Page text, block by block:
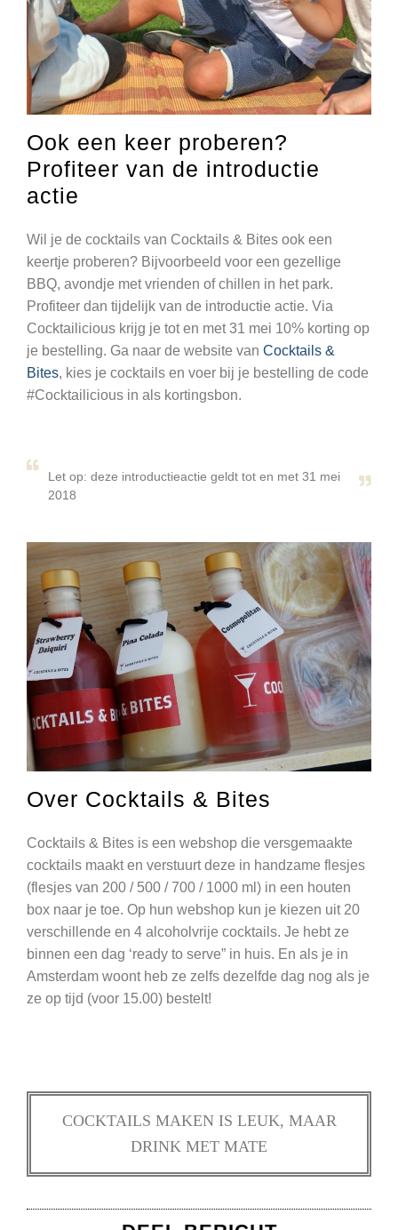
Ook een keer proberen?
Profiteer van de introductie
actie
Wil je de cocktails van Cocktails & Bites ook een
keertje proberen? Bijvoorbeeld voor een gezellige
BBQ, avondje met vrienden of chillen in het park.
Profiteer dan tijdelijk van de introductie actie. Via
Cocktailicious krijg je tot en met 31 mei 10% korting op
je bestelling. Ga naar de website van Cocktails &
Bites, kies je cocktails en voer bij je bestelling de code
#Cocktailicious in als kortingsbon.
Let op: deze introductieactie geldt tot en met 31 mei
2018
Over Cocktails & Bites
Cocktails & Bites is een webshop die versgemaakte
cocktails maakt en verstuurt deze in handzame flesjes
(flesjes van 200 / 500 / 700 / 1000 ml) in een houten
box naar je toe. Op hun webshop kun je kiezen uit 20
verschillende en 4 alcoholvrije cocktails. Je hebt ze
binnen een dag ‘ready to serve” in huis. En als je in
Amsterdam woont heb ze zelfs dezelfde dag nog als je
ze op tijd (voor 15.00) bestelt!
COCKTAILS MAKEN IS LEUK, MAAR
DRINK MET MATE